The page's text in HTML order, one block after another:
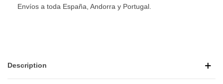
Envíos a toda España, Andorra y Portugal.
Description